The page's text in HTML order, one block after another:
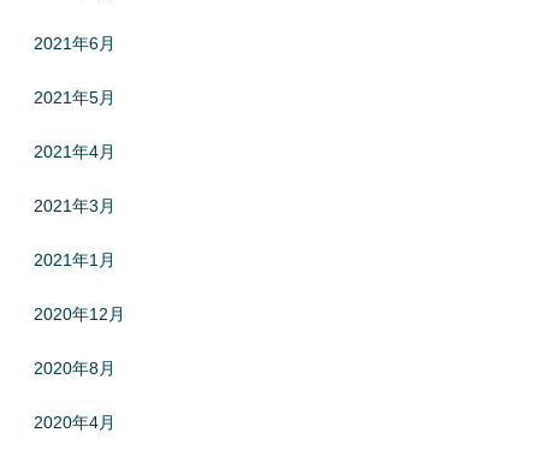
2021年6月
2021年5月
2021年4月
2021年3月
2021年1月
2020年12月
2020年8月
2020年4月